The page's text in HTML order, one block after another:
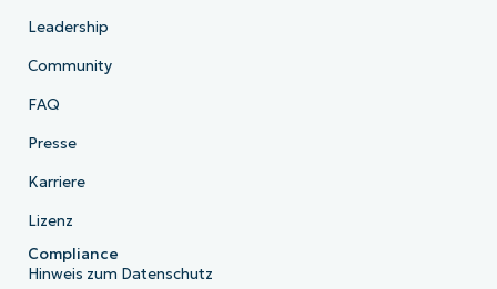
Leadership
Community
FAQ
Presse
Karriere
Lizenz
Compliance
Hinweis zum Datenschutz